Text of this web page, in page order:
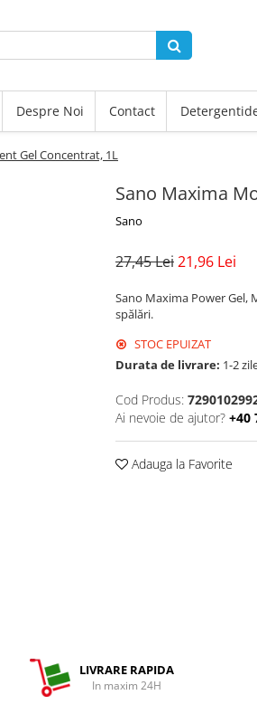
Despre Noi Contact
Gel Concentrat, 1L
Sano Maxima
Sano
27,45 Lei21,96 Lei
Sano Maxima Power
spălări.
STOC EPUIZAT
Durata de livrare: 1-2
Cod Produs:
Ai nevoie de ajutor? +40
Adauga la Favorite
LIVRARE RAPIDA
In maxim 24H